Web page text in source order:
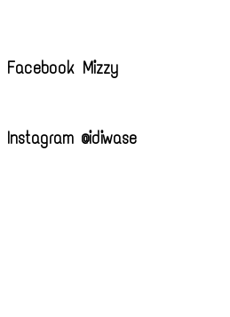
Facebook Mizzy
Instagram @idiwase